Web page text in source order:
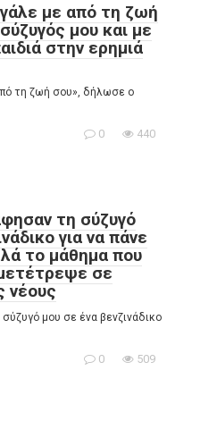
με από τη ζωή
μου και με
στην ερημιά
τη ζωή σου», δήλωσε ο
0 440
τη σύζυγό
για να πάνε
το μάθημα που
σε
νέους
μου σε ένα βενζινάδικο
0 509